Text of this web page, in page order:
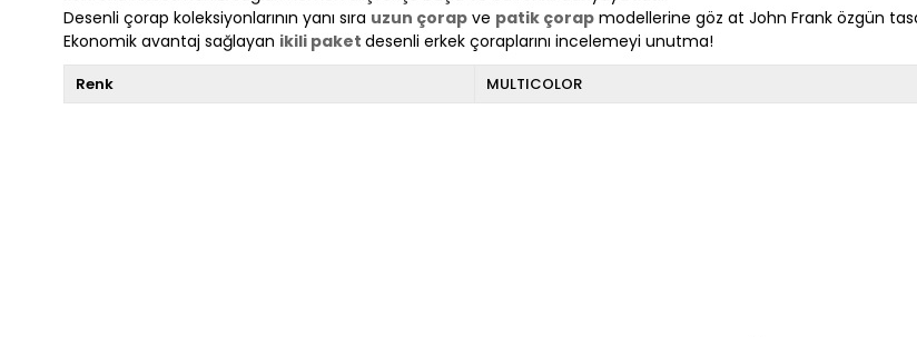
Desenli çorap koleksiyonlarının yanı sıra uzun çorap ve patik çorap modellerine göz at John Frank özgün
Ekonomik avantaj sağlayan ikili paket desenli erkek çoraplarını incelemeyi unutma!
Renk MULTICOLOR